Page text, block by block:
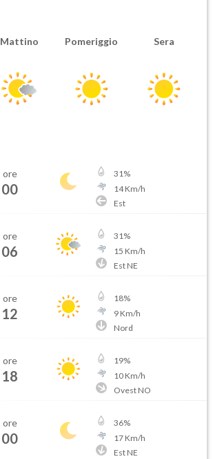
Mattino Pomeriggio Sera
ore
00
31%
14Km/h
Est
ore
06
31%
15 Km/h
Est NE
ore
12
18%
9Km/h
Nord
ore
18
19%
10Km/h
Ovest NO
ore
00
36%
17Km/h
Est NE